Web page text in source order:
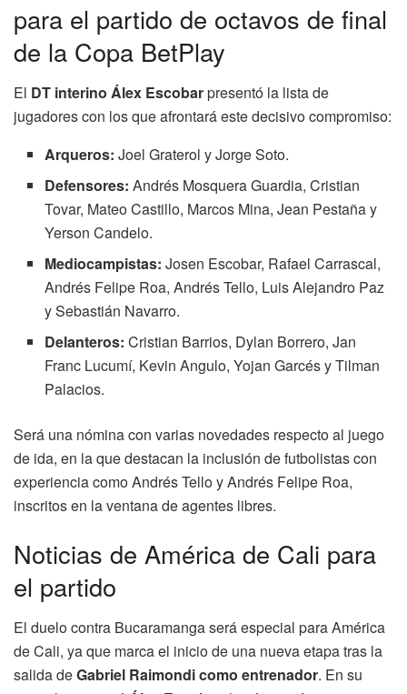
para el partido de octavos de final
de la Copa BetPlay
El DT interino Álex Escobarpresentó la lista de
jugadores con los que afrontará este decisivo compromiso:
Arqueros: Joel Graterol y Jorge Soto.
Defensores: Andrés Mosquera Guardia, Cristian
Tovar, Mateo Castillo, Marcos Mina, Jean Pestaña y
Yerson Candelo.
Mediocampistas: Josen Escobar, Rafael Carrascal,
Andrés Felipe Roa, Andrés Tello, Luis Alejandro Paz
y Sebastián Navarro.
Delanteros: Cristian Barrios, Dylan Borrero, Jan
Franc Lucumí, Kevin Angulo, Yojan Garcés y Tilman
Palacios.
Será una nómina con varias novedades respecto al juego
de ida, en la que destacan la inclusión de futbolistas con
experiencia como Andrés Tello y Andrés Felipe Roa,
inscritos en la ventana de agentes libres.
Noticias de América de Cali para
el partido
El duelo contra Bucaramanga será especial para América
de Cali, ya que marca el inicio de una nueva etapa tras la
salida deGabriel Raimondi como entrenador. En su